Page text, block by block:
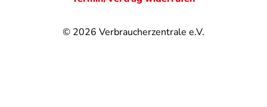
© 2026 Verbraucherzentrale e.V.